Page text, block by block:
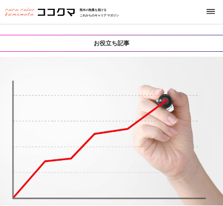
熊本の熱量を届ける
これからのキャリアマガジン
お役立ち記事